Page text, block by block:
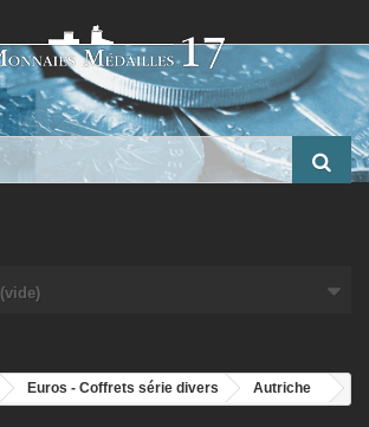
(vide)
Euros - Coffrets série divers
Autriche